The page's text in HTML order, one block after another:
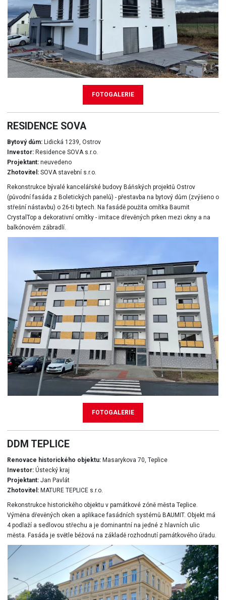
FOTOGALERIE
FOTOGALERIE
RESIDENCE SOVA
Bytový dům:Lidická 1239, Ostrov
Investor:Residence SOVA s.r.o.
Projektant:neuvedeno
Zhotovitel:SOVA stavební s.r.o.
Rekonstrukce bývalé kancelářské budovy Báňských projektů Ostrov
(původní fasáda z Boletických panelů) - přestavba na bytový dům (zvýšeno o
střešní nástavbu) o 26-ti bytech. Na fasádě použita omítka Baumit
CrystalTop a dekorativní omítky - imitace dřevěných prken mezi okny a na
balkónovém zábradlí.
DDM TEPLICE
Renovace historického objektu:Masarykova 70, Teplice
Investor:Ústecký kraj
Projektant:Jan Pavlát
Zhotovitel:MATURE TEPLICE s.r.o.
Rekonstrukce historického objektu v památkové zóně města Teplice.
Výměna dřevěných oken a aplikace fasádních systémů BAUMIT. Objekt má
4 podlaží a sedlovou střechu a je dominantní na jedné z hlavních ulic
města. Fasáda je světle béžová na základě rozhodnutí památkového úřadu.